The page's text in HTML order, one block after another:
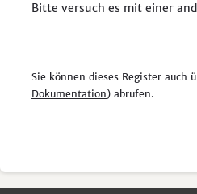
Bitte versuch es mit einer
Sie können dieses Register auch
Dokumentation) abrufen.